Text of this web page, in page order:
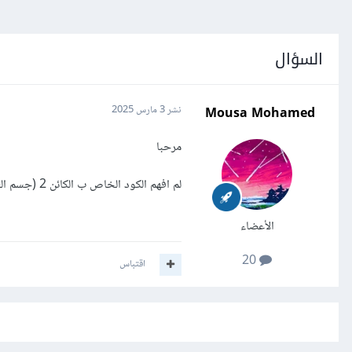
السؤال
Mousa Mohamed
الأعضاء
نشر3 مارس 2025
مرحبا
لم افهم الكود الخاص ب الكائن 2 (جسم الثعبان)
اقتباس